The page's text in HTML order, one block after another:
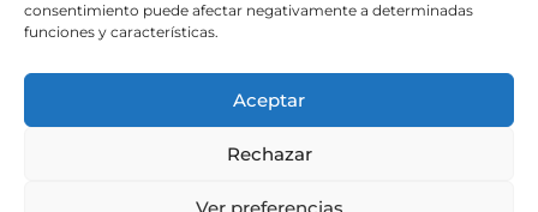
consentimiento puede afectar negativamente a determinadas
funciones y características.
Aceptar
Rechazar
Ver preferencias
Rápida Ejecución de Pedidos
Questions? Email us at info@rackandreturn.com or call us
at
+34 620 001 196 / +34 666 925 162
Generales